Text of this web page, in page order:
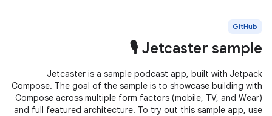
GitHub
Jetcaster sample 🎙️
Jetcaster is a sample podcast app, built with Jetpack
Compose. The goal of the sample is to showcase building with
Compose across multiple form factors (mobile, TV, and Wear)
and full featured architecture. To try out this sample app, use